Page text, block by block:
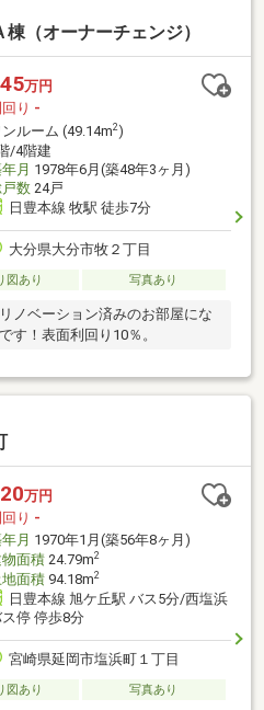
（オーナーチェンジ）
万円
り -
ンルーム (49.14m2)
/4階建
月 1978年6月(築48年3ヶ月)
数24戸
日豊本線 牧駅 徒歩7分
大分県大分市牧２丁目
図あり 写真あり
ノベーション済みのお部屋にな
す！表面利回り10％。
万円
り -
月 1970年1月(築56年8ヶ月)
面積24.79m2
面積94.18m2
日豊本線 旭ケ丘駅 バス5分/西塩浜
停 停歩8分
宮崎県延岡市塩浜町１丁目
図あり
写真あり